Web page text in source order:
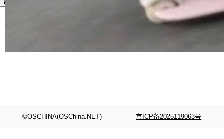
©OSCHINA(OSChina.NET) 京ICP备2025119063号